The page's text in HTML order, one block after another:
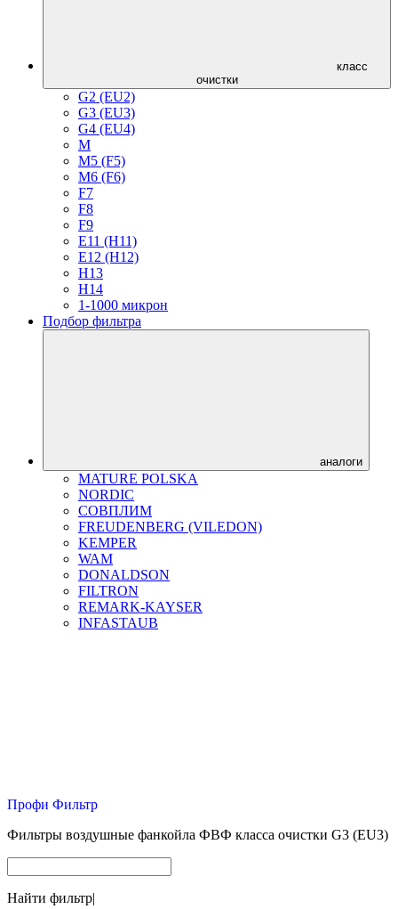
очистки
G2 (EU2)
G3 (EU3)
G4 (EU4)
M
M5 (F5)
M6 (F6)
F7
F8
F9
E11 (H11)
E12 (H12)
H13
H14
1-1000 микрон
Подбор фильтра
аналоги
MATURE POLSKA
NORDIC
СОВПЛИМ
FREUDENBERG (VILEDON)
KEMPER
WAM
DONALDSON
FILTRON
REMARK-KAYSER
INFASTAUB
Профи Фильтр
Фильтры воздушные фанкойла ФВФ класса очистки G3 (EU3)
Найти фильтр|